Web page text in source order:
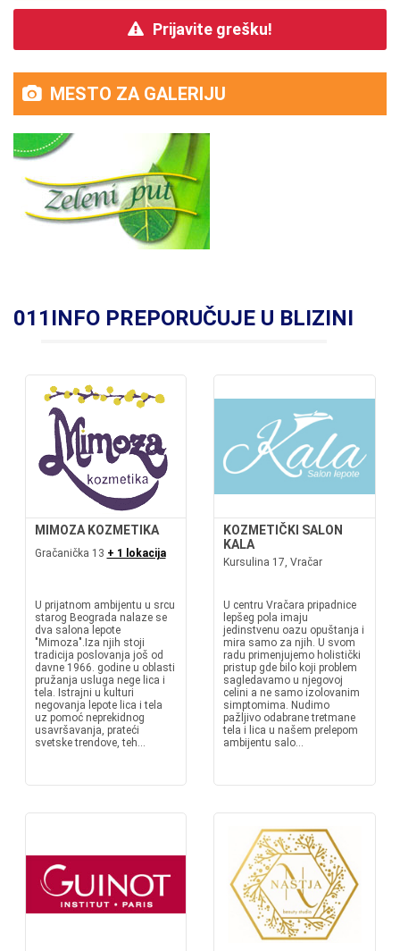
Prijavite grešku!
MESTO ZA GALERIJU
011INFO PREPORUČUJE U BLIZINI
MIMOZA KOZMETIKA
Gračanička 13 + 1 lokacija
U prijatnom ambijentu u srcu
starog Beograda nalaze se
dva salona lepote
"Mimoza".Iza njih stoji
tradicija poslovanja još od
davne 1966. godine u oblasti
pružanja usluga nege lica i
tela. Istrajni u kulturi
negovanja lepote lica i tela
uz pomoć neprekidnog
usavršavanja, prateći
svetske trendove, teh...
KOZMETIČKI SALON
KALA
Kursulina 17, Vračar
U centru Vračara pripadnice
lepšeg pola imaju
jedinstvenu oazu opuštanja i
mira samo za njih. U svom
radu primenjujemo holistički
pristup gde bilo koji problem
sagledavamo u njegovoj
celini a ne samo izolovanim
simptomima. Nudimo
pažljivo odabrane tretmane
tela i lica u našem prelepom
ambijentu salo...